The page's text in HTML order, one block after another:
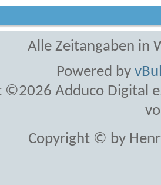
Alle Zeitangaben in
Powered by
©2026 Adduco Digital
Copyright © by